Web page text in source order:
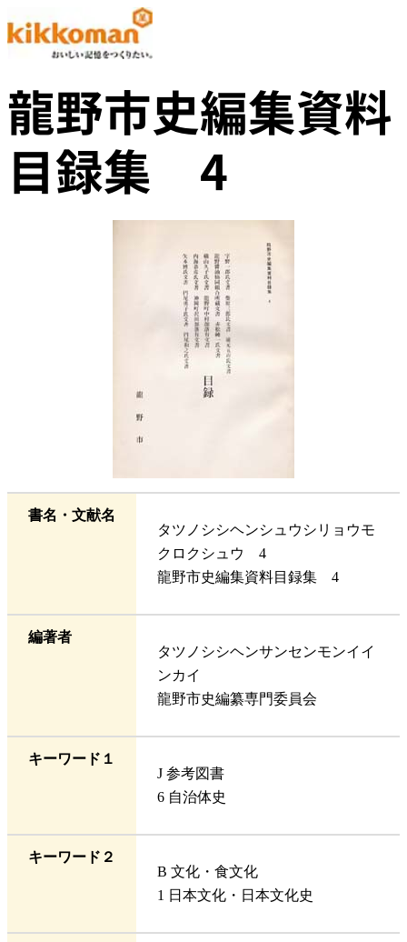
龍野市史編集資料
目録集 4
書名・文献名
タツノシシヘンシュウシリョウモ
クロクシュウ 4
龍野市史編集資料目録集 4
編著者
タツノシシヘンサンセンモンイイ
ンカイ
龍野市史編纂専門委員会
キーワード１
J 参考図書
6 自治体史
キーワード２
B 文化・食文化
1 日本文化・日本文化史